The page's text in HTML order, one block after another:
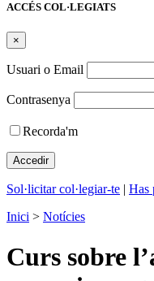
ACCÉS COL·LEGIATS
×
Usuari o Email
Contrasenya
Recorda'm
Sol·licitar col·legiar-te | Has
Inici > Notícies
Curs sobre